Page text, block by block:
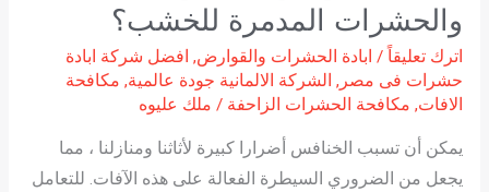
والحشرات المدمرة للخشب؟
اترك تعليقاً / ابادة الحشرات والقوارض, افضل شركة ابادة
حشرات فى مصر , الشركة الالمانية جودة عالمية, مكافحة
الافات, مكافحة الحشرات الزاحفة / ملك عليوه
يمكن أن تسبب الخنافس أضرارا كبيرة لأثاثنا ومنازلنا ، مما
يجعل من الضروري السيطرة الفعالة على هذه الآفات. للتعامل